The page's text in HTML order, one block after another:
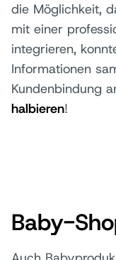
die Möglichkeit,
mit einer
integrieren,
Informationen
Kundenbindung
halbieren!
Baby-